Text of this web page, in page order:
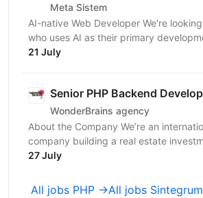
Meta Sistem
AI-native Web Developer We're
who uses AI as their primary
it's not about how many lines of code
21 July
Senior PHP Backend
WonderBrains agency
About the Company We’re an
company building a real estate
that enables investors to co-own
27 July
All jobs PHP →All jobs